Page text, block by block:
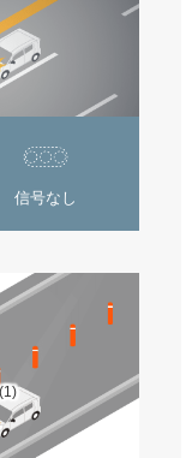
信号なし
(1)